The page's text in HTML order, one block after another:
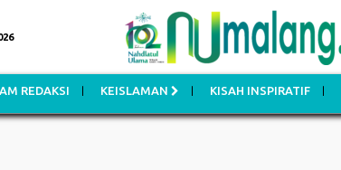
REDAKSI KEISLAMAN KISAH INSPIRATIF